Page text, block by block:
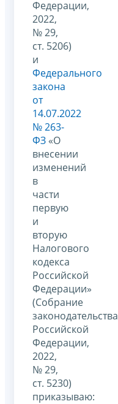
Федерации,
2022,
№ 29,
ст. 5206)
и
Федерального
закона
от
14.07.2022
№ 263-
ФЗ «О
внесении
изменений
в
части
первую
и
вторую
Налогового
кодекса
Российской
Федерации»
(Собрание
законодательства
Российской
Федерации,
2022,
№ 29,
ст. 5230)
приказываю: